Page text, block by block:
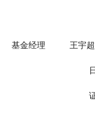
基金经理          王宇